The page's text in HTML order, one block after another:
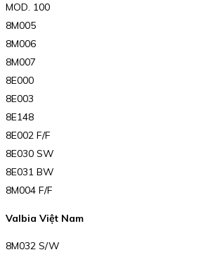
MOD. 100
8M005
8M006
8M007
8E000
8E003
8E148
8E002 F/F
8E030 SW
8E031 BW
8M004 F/F
Valbia Việt Nam
8M032 S/W